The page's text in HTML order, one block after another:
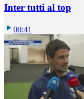
Inter tutti al top
00:41